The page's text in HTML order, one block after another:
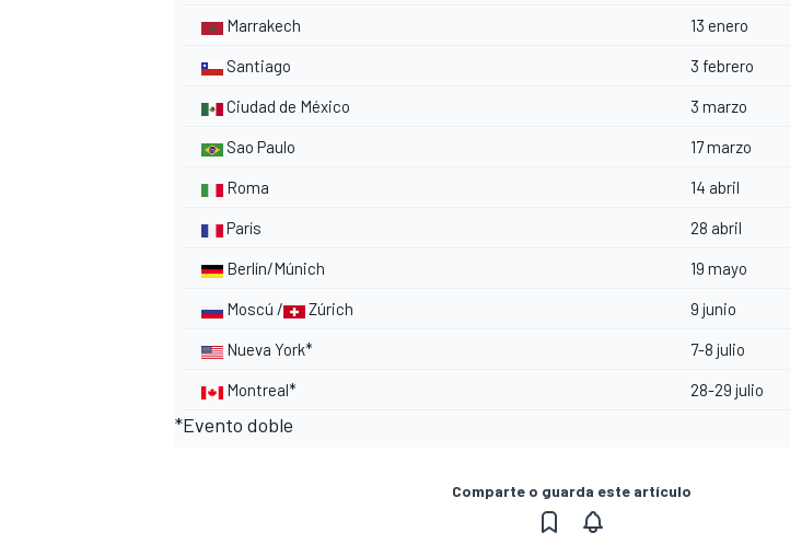
Marrakech 13 enero
Santiago 3 febrero
Ciudad de México 3 marzo
Sao Paulo 17 marzo
Roma 14 abril
París 28 abril
Berlín/Múnich 19 mayo
Moscú / Zúrich 9 junio
Nueva York* 7-8 julio
Montreal* 28-29 julio
*Evento doble
Comparte o guarda este artículo